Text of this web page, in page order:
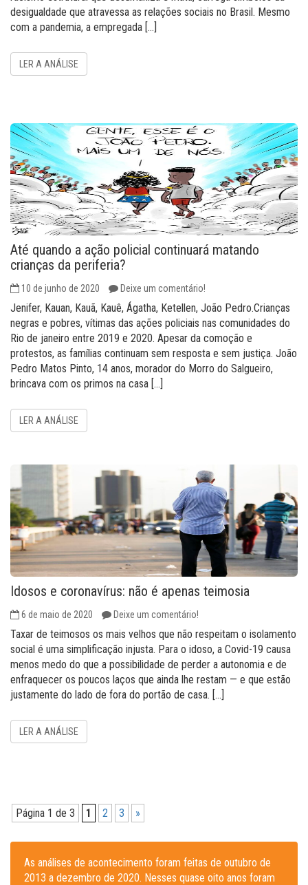
desigualdade que atravessa as relações sociais no Brasil. Mesmo
com a pandemia, a empregada […]
LER A ANÁLISE
Até quando a ação policial continuará matando
crianças da periferia?
10 de junho de 2020 Deixe um comentário!
Jenifer, Kauan, Kauã, Kauê, Ágatha, Ketellen, João Pedro.Crianças
negras e pobres, vítimas das ações policiais nas comunidades do
Rio de janeiro entre 2019 e 2020. Apesar da comoção e
protestos, as famílias continuam sem resposta e sem justiça. João
Pedro Matos Pinto, 14 anos, morador do Morro do Salgueiro,
brincava com os primos na casa […]
LER A ANÁLISE
Idosos e coronavírus: não é apenas teimosia
6 de maio de 2020 Deixe um comentário!
Taxar de teimosos os mais velhos que não respeitam o isolamento
social é uma simplificação injusta. Para o idoso, a Covid-19 causa
menos medo do que a possibilidade de perder a autonomia e de
enfraquecer os poucos laços que ainda lhe restam — e que estão
justamente do lado de fora do portão de casa. […]
LER A ANÁLISE
Página 1 de 3 1 2 3 »
As análises de acontecimento foram feitas de outubro de
2013 a dezembro de 2020. Nesses quase oito anos foram